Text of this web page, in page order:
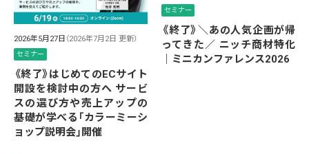
2026年5月27日 （2026年7月2日 更新）
セミナー
《終了》はじめてのECサイト
開設を検討中の方へ サービ
スの選び方や売上アップの
基礎が学べる「カラーミーシ
ョップ説明会」開催
セミナー
《終了》＼あの人気企画が帰
ってきた／ ニッチ商材特化
｜ミニカンファレンス2026